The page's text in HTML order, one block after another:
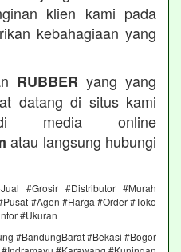
klien kami pada
kebahagiaan yang
RUBBER yang yang
datang di situs kami
media online
atau langsung hubungi
#Grosir #Distributor #Murah
#Agen #Harga #Order #Toko
#Ukuran
#BandungBarat #Bekasi #Bogor